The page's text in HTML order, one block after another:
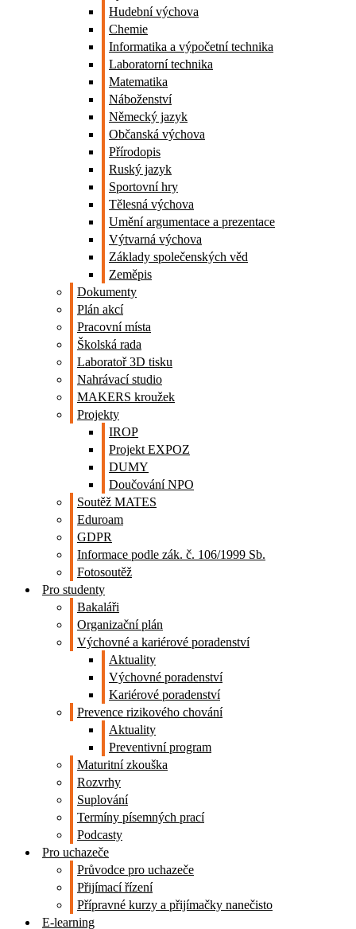
Hudební výchova
Chemie
Informatika a výpočetní technika
Laboratorní technika
Matematika
Náboženství
Německý jazyk
Občanská výchova
Přírodopis
Ruský jazyk
Sportovní hry
Tělesná výchova
Umění argumentace a prezentace
Výtvarná výchova
Základy společenských věd
Zeměpis
Dokumenty
Plán akcí
Pracovní místa
Školská rada
Laboratoř 3D tisku
Nahrávací studio
MAKERS kroužek
Projekty
IROP
Projekt EXPOZ
DUMY
Doučování NPO
Soutěž MATES
Eduroam
GDPR
Informace podle zák. č. 106/1999 Sb.
Fotosoutěž
Pro studenty
Bakaláři
Organizační plán
Výchovné a kariérové poradenství
Aktuality
Výchovné poradenství
Kariérové poradenství
Prevence rizikového chování
Aktuality
Preventivní program
Maturitní zkouška
Rozvrhy
Suplování
Termíny písemných prací
Podcasty
Pro uchazeče
Průvodce pro uchazeče
Přijímací řízení
Přípravné kurzy a přijímačky nanečisto
E-learning